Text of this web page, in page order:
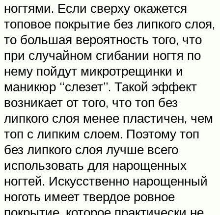
ногтями. Если сверху окажется
топовое покрытие без липкого слоя,
то большая вероятность того, что
при случайном сгибании ногтя по
нему пойдут микротрещинки и
маникюр “слезет”. Такой эффект
возникает от того, что топ без
липкого слоя менее пластичен, чем
топ с липким слоем. Поэтому топ
без липкого слоя лучше всего
использовать для нарощенных
ногтей. Искусственно нарощенный
ноготь имеет твердое ровное